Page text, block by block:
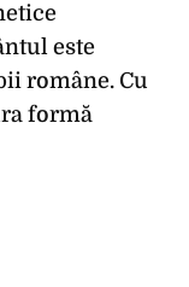
este
române. Cu
formă